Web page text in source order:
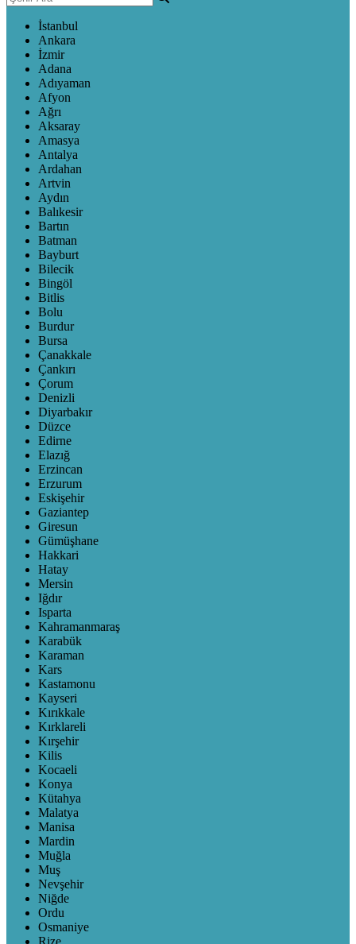
İstanbul
Ankara
İzmir
Adana
Adıyaman
Afyon
Ağrı
Aksaray
Amasya
Antalya
Ardahan
Artvin
Aydın
Balıkesir
Bartın
Batman
Bayburt
Bilecik
Bingöl
Bitlis
Bolu
Burdur
Bursa
Çanakkale
Çankırı
Çorum
Denizli
Diyarbakır
Düzce
Edirne
Elazığ
Erzincan
Erzurum
Eskişehir
Gaziantep
Giresun
Gümüşhane
Hakkari
Hatay
Mersin
Iğdır
Isparta
Kahramanmaraş
Karabük
Karaman
Kars
Kastamonu
Kayseri
Kırıkkale
Kırklareli
Kırşehir
Kilis
Kocaeli
Konya
Kütahya
Malatya
Manisa
Mardin
Muğla
Muş
Nevşehir
Niğde
Ordu
Osmaniye
Rize